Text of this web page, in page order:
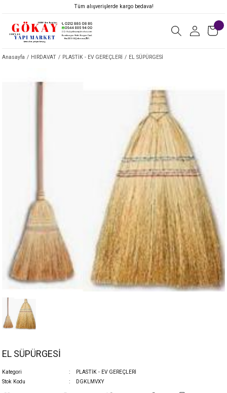
Tüm alışverişlerde kargo bedava!
Anasayfa HIRDAVAT PLASTİK - EV GEREÇLERİ EL SÜPÜRGESİ
EL SÜPÜRGESİ
Kategori
PLASTİK - EV GEREÇLERİ
Stok Kodu
DGKLMVXY